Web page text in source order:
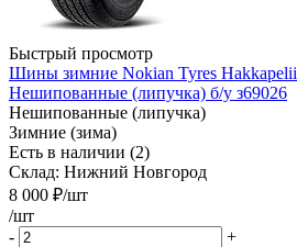
Быстрый просмотр
Шины зимние Nokian Tyres
Нешипованные (липучка) б/у з69026
Нешипованные (липучка)
Зимние (зима)
Есть в наличии (2)
Склад: Нижний Новгород
8 000 ₽/шт
/шт
-
+